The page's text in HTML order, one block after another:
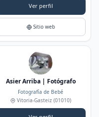
Ver perfil
Sitio web
Asier Arriba | Fotógrafo
Fotografía de Bebé
Vitoria-Gasteiz (01010)